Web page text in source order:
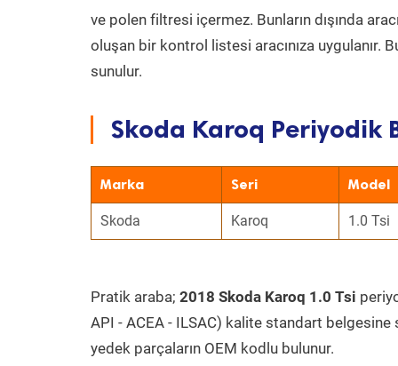
ve polen filtresi içermez. Bunların dışında
oluşan bir kontrol listesi aracınıza uygulanır.
sunulur.
Skoda Karoq Periyodik
Marka Seri Model
Skoda Karoq 1.0 Tsi
Pratik araba; 2018 Skoda Karoq 1.0 Tsi
API - ACEA - ILSAC) kalite standart
yedek parçaların OEM kodlu bulunur.